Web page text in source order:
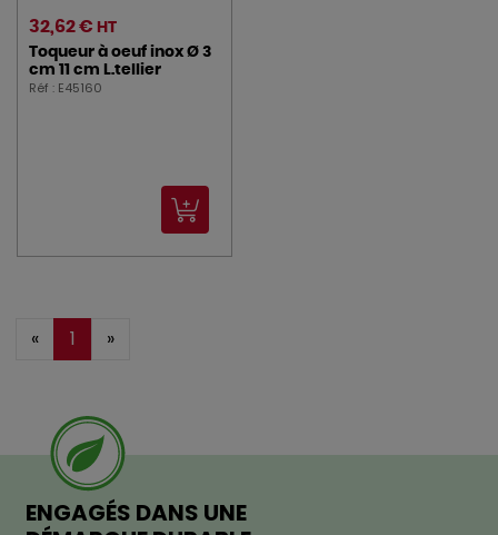
32,62 € HT
Toqueur à oeuf inox Ø 3
cm 11 cm L.tellier
Réf : E45160
« 1 »
ENGAGÉS DANS UNE